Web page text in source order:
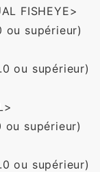
FISHEYE>
ou supérieur)
ou supérieur)
ou supérieur)
ou supérieur)